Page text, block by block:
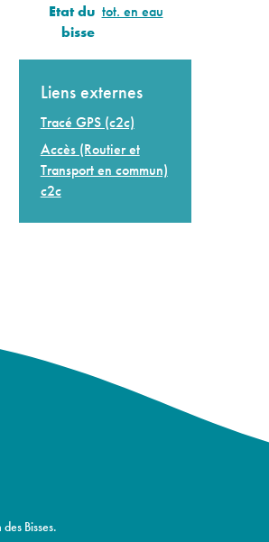
Etat du
bisse
tot. en eau
Liens externes
Tracé GPS (c2c)
Accès (Routier et
Transport en commun)
c2c
Bisses.